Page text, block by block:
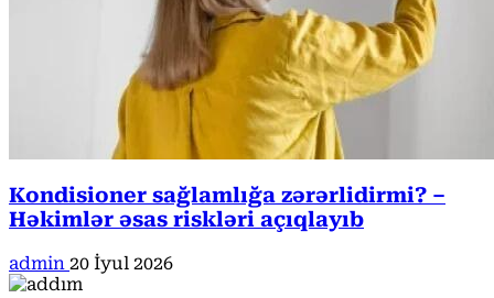
Kondisioner sağlamlığa zərərlidirmi? –
Həkimlər əsas riskləri açıqlayıb
admin 20 İyul 2026